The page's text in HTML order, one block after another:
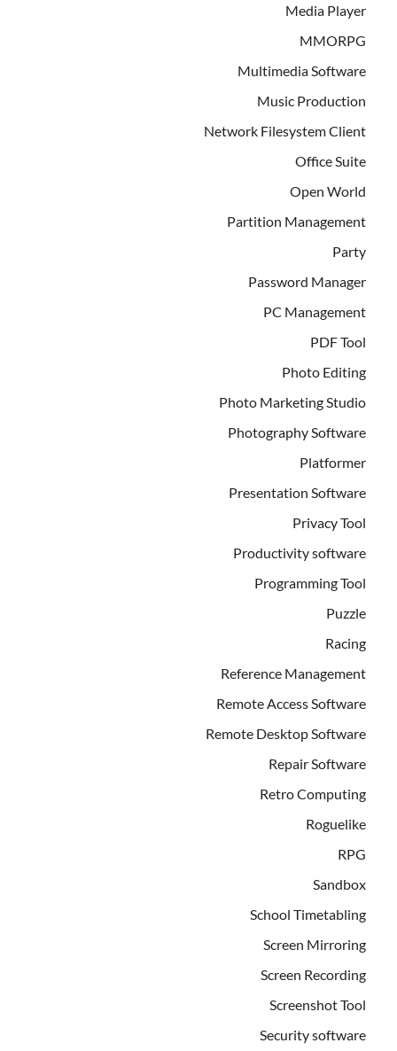
Media Player
MMORPG
Multimedia Software
Music Production
Network Filesystem Client
Office Suite
Open World
Partition Management
Party
Password Manager
PC Management
PDF Tool
Photo Editing
Photo Marketing Studio
Photography Software
Platformer
Presentation Software
Privacy Tool
Productivity software
Programming Tool
Puzzle
Racing
Reference Management
Remote Access Software
Remote Desktop Software
Repair Software
Retro Computing
Roguelike
RPG
Sandbox
School Timetabling
Screen Mirroring
Screen Recording
Screenshot Tool
Security software